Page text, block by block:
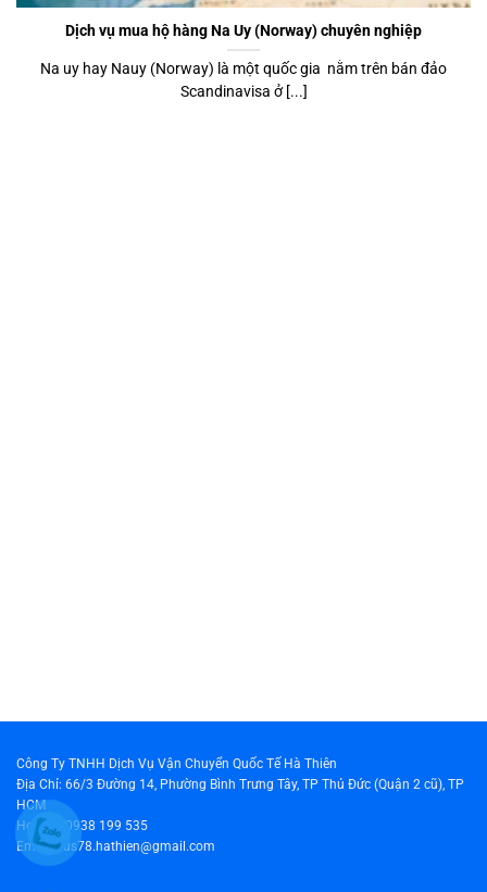
Dịch vụ mua hộ hàng Na Uy (Norway) chuyên nghiệp
Na uy hay Nauy (Norway) là một quốc gia nằm trên bán đảo
Scandinavisa ở [...]
Công Ty TNHH Dịch Vụ Vận Chuyển Quốc Tế Hà Thiên
Địa Chỉ: 66/3 Đường 14, Phường Bình Trưng Tây, TP Thủ Đức (Quận 2 cũ), TP
HCM
Hotline: 0938 199 535
Email: cus78.hathien@gmail.com